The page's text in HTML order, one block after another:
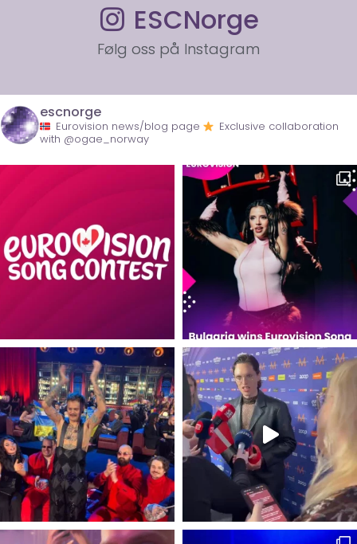
ESCNorge
Følg oss på Instagram
escnorge
Eurovision news/blog page
Exclusive collaboration
with @ogae_norway